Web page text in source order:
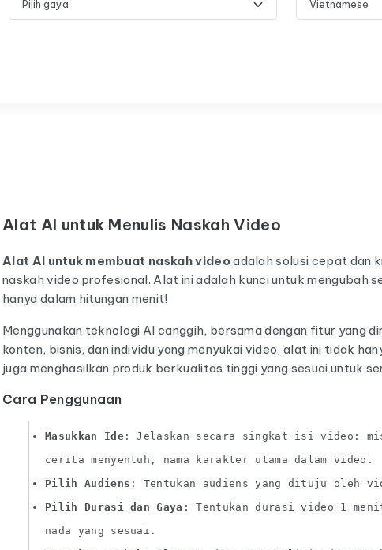
Alat AI untuk Menulis Naskah Video
Alat AI untuk membuat naskah videoadalah solusi cepat dan
naskah video profesional. Alat ini adalah kunci untuk mengubah
hanya dalam hitungan menit!
Menggunakan teknologi AI canggih, bersama dengan fitur yang
konten, bisnis, dan individu yang menyukai video, alat ini tidak
juga menghasilkan produk berkualitas tinggi yang sesuai untuk
Cara Penggunaan
Masukkan Ide: Jelaskan secara singkat isi video:
cerita menyentuh, nama karakter utama dalam video.
Pilih Audiens : Tentukan audiens yang dituju oleh
Pilih Durasi dan Gaya : Tentukan durasi video 1
nada yang sesuai.